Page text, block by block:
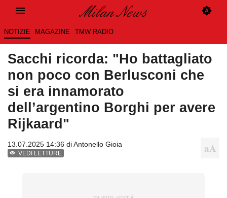
NOTIZIE MAGAZINE TMW RADIO
Sacchi ricorda: "Ho battagliato
non poco con Berlusconi che
si era innamorato
dell’argentino Borghi per avere
Rijkaard"
13.07.2025 14:36 diAntonello Gioia
VEDI LETTURE